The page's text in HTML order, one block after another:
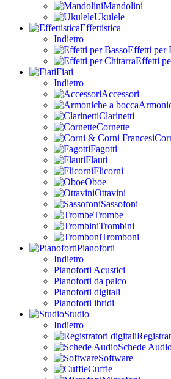
Mandolini
Ukulele
Effettistica
Indietro
Effetti per
Effetti
Fiati
Indietro
Accessori
Clarinetti
Cornette
Fagotti
Flauti
Flicorni
Oboe
Ottavini
Sassofoni
Trombe
Trombini
Tromboni
Pianoforti
Indietro
Pianoforti Acustici
Pianoforti da palco
Pianoforti digitali
Pianoforti ibridi
Studio
Indietro
Schede
Software
Cuffie